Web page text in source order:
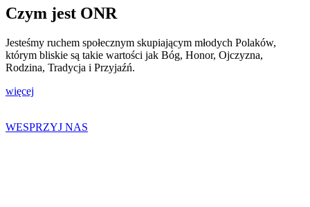
Czym jest ONR
Jesteśmy ruchem społecznym skupiającym młodych Polaków,
którym bliskie są takie wartości jak Bóg, Honor, Ojczyzna,
Rodzina, Tradycja i Przyjaźń.
więcej
WESPRZYJ NAS